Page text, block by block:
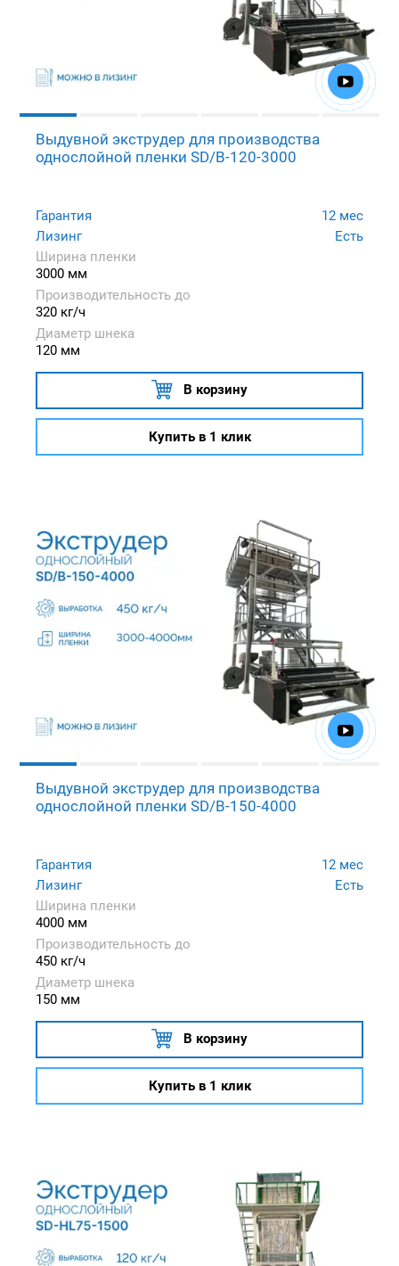
Выдувной экструдер для производства
однослойной пленки SD/B-120-3000
Гарантия
12 мес
Лизинг
Есть
Ширина пленки
3000 мм
Производительность до
320 кг/ч
Диаметр шнека
120 мм
В корзину
Купить в 1 клик
Выдувной экструдер для производства
однослойной пленки SD/B-150-4000
Гарантия
12 мес
Лизинг
Есть
Ширина пленки
4000 мм
Производительность до
450 кг/ч
Диаметр шнека
150 мм
В корзину
Купить в 1 клик